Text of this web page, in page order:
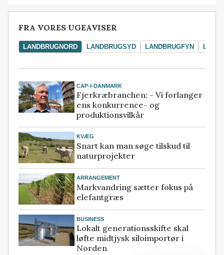
FRA VORES UGEAVISER
LANDBRUGNORD LANDBRUGSYD LANDBRUGFYN
CAP-I-DANMARK
Fjerkræbranchen: - Vi forlanger
ens konkurrence- og
produktionsvilkår
KVÆG
Snart kan man søge tilskud til
naturprojekter
ARRANGEMENT
Markvandring sætter fokus på
elefantgræs
BUSINESS
Lokalt generationsskifte skal
løfte midtjysk siloimportør i
Norden